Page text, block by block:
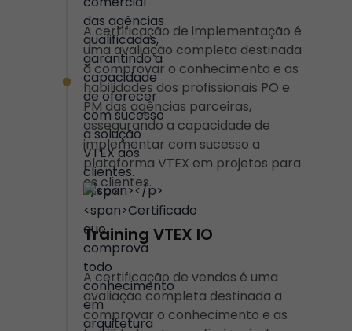
A certificação de implementação é
uma avaliação completa destinada
a comprovar o conhecimento e as
habilidades dos profissionais PO e
PM das agências parceiras,
assegurando a capacidade de
implementar com sucesso a
plataforma VTEX em projetos para
os clientes.
Training VTEX IO
A certificação de vendas é uma
avaliação completa destinada a
comprovar o conhecimento e as